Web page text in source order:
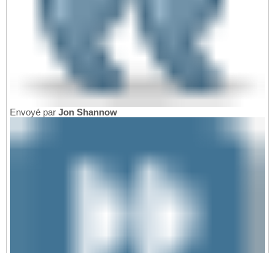
Envoyé par Jon Shannow